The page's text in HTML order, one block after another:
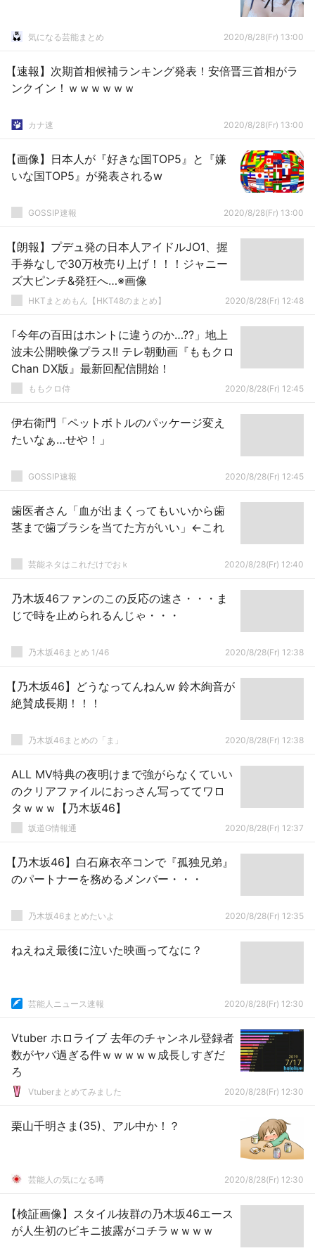
気になる芸能まとめ 2020/8/28(Fr) 13:00
【速報】次期首相候補ランキング発表！安倍晋三首相がラ
ンクイン！ｗｗｗｗｗｗ
カナ速 2020/8/28(Fr) 13:00
【画像】日本人が『好きな国TOP5』と『嫌
いな国TOP5』が発表されるw
GOSSIP速報 2020/8/28(Fr) 13:00
【朗報】プデュ発の日本人アイドルJO1、握
手券なしで30万枚売り上げ！！！ジャニー
ズ大ピンチ&発狂へ…※画像
HKTまとめもん【HKT48のまとめ】 2020/8/28(Fr) 12:48
｢今年の百田はホントに違うのか…??」地上
波未公開映像プラス!! テレ朝動画『ももクロ
Chan DX版』最新回配信開始！
ももクロ侍 2020/8/28(Fr) 12:45
伊右衛門「ペットボトルのパッケージ変え
たいなぁ…せや！」
GOSSIP速報 2020/8/28(Fr) 12:45
歯医者さん「血が出まくってもいいから歯
茎まで歯ブラシを当てた方がいい」←これ
芸能ネタはこれだけでおｋ 2020/8/28(Fr) 12:40
乃木坂46ファンのこの反応の速さ・・・ま
じで時を止められるんじゃ・・・
乃木坂46まとめ 1/46 2020/8/28(Fr) 12:38
【乃木坂46】どうなってんねんw 鈴木絢音が
絶賛成長期！！！
乃木坂46まとめの「ま」 2020/8/28(Fr) 12:38
ALL MV特典の夜明けまで強がらなくていい
のクリアファイルにおっさん写っててワロ
タｗｗｗ【乃木坂46】
坂道G情報通 2020/8/28(Fr) 12:37
【乃木坂46】白石麻衣卒コンで『孤独兄弟』
のパートナーを務めるメンバー・・・
乃木坂46まとめたいよ 2020/8/28(Fr) 12:35
ねえねえ最後に泣いた映画ってなに？
芸能人ニュース速報 2020/8/28(Fr) 12:30
Vtuber ホロライブ 去年のチャンネル登録者
数がヤバ過ぎる件ｗｗｗｗｗ成長しすぎだ
ろ
Vtuberまとめてみました 2020/8/28(Fr) 12:30
栗山千明さま(35)、アル中か！？
芸能人の気になる噂 2020/8/28(Fr) 12:30
【検証画像】スタイル抜群の乃木坂46エース
が人生初のビキニ披露がコチラｗｗｗｗ